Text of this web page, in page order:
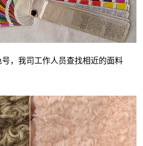
，我司工作人员查找相近的面料